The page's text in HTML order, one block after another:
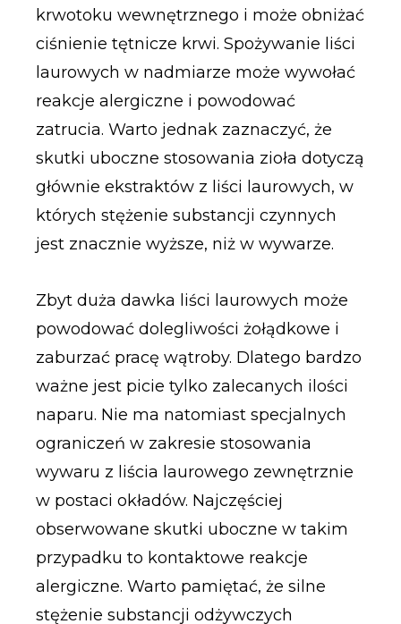
krwotoku wewnętrznego i może obniżać
ciśnienie tętnicze krwi. Spożywanie liści
laurowych w nadmiarze może wywołać
reakcje alergiczne i powodować
zatrucia. Warto jednak zaznaczyć, że
skutki uboczne stosowania zioła dotyczą
głównie ekstraktów z liści laurowych, w
których stężenie substancji czynnych
jest znacznie wyższe, niż w wywarze.
Zbyt duża dawka liści laurowych może
powodować dolegliwości żołądkowe i
zaburzać pracę wątroby. Dlatego bardzo
ważne jest picie tylko zalecanych ilości
naparu. Nie ma natomiast specjalnych
ograniczeń w zakresie stosowania
wywaru z liścia laurowego zewnętrznie
w postaci okładów. Najczęściej
obserwowane skutki uboczne w takim
przypadku to kontaktowe reakcje
alergiczne. Warto pamiętać, że silne
stężenie substancji odżywczych